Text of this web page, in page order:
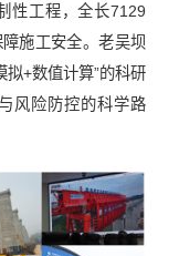
性工程，全长7129
施工安全。老吴坝
拟+数值计算”的科研
风险防控的科学路